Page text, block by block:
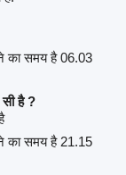
का समय है 06.03
है ?
का समय है 21.15